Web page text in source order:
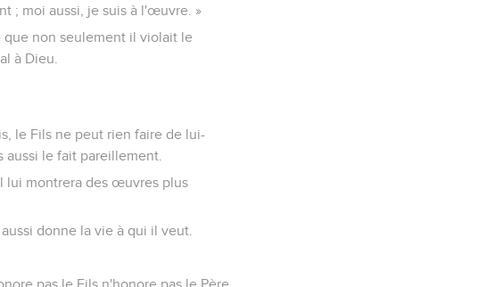
; moi aussi, je suis à l'œuvre. »
que non seulement il violait le
à Dieu.
le Fils ne peut rien faire de lui-
le fait pareillement.
lui montrera des œuvres plus
donne la vie à qui il veut.
pas le Fils n'honore pas le Père